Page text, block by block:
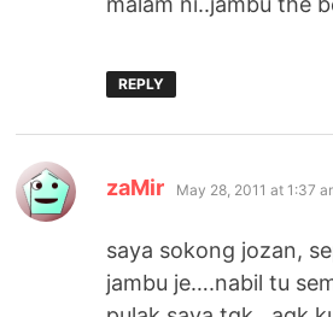
REPLY
zaMir says:
May 28, 2011 at 1:37
saya sokong jozan,
jambu je….nabil tu